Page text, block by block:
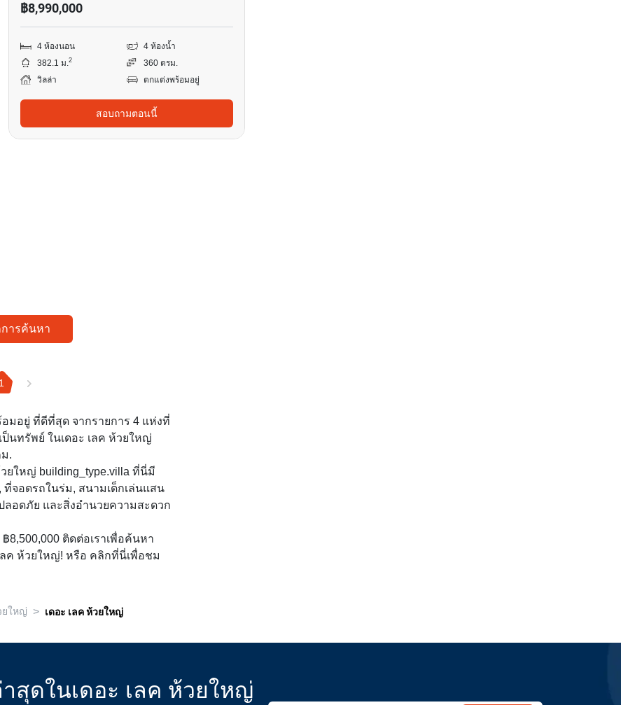
฿8,990,000
4 ห้องนอน
4 ห้องน้ำ
382.1 ม.2
360 ตรม.
วิลล่า
ตกแต่งพร้อมอยู่
สอบถามตอนนี้
ารค้นหา
1
มอยู่ ที่ดีที่สุด จากรายการ 4 แห่งที่
นทรัพย์ ในเดอะ เลค ห้วยใหญ่
.
ยใหญ่ building_type.villa ที่นี่มี
จอดรถในร่ม, สนามเด็กเล่นแสน
อดภัย และสิ่งอำนวยความสะดวก
ติดต่อเราเพื่อค้นหา
ค ห้วยใหญ่! หรือ คลิกที่นี่เพื่อชม
ยใหญ่ > เดอะ เลค ห้วยใหญ่
สุดในเดอะ เลค ห้วยใหญ่